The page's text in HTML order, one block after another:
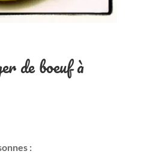
de boeuf à
: